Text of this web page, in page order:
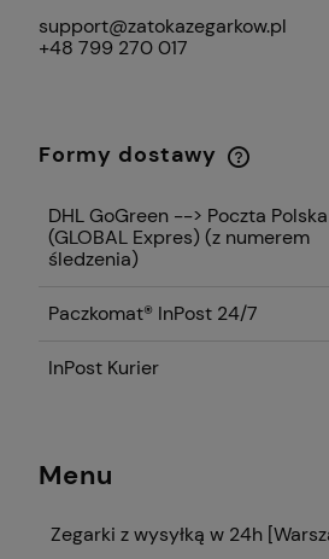
support@zatokazegarkow.pl
+48 799 270 017
Formy dostawy
Cena nie zawiera
DHL GoGreen --> Poczta Polska
(GLOBAL Expres) (z numerem
śledzenia)
Paczkomat® InPost 24/7
InPost Kurier
Menu
Zegarki z wysyłką w 24h